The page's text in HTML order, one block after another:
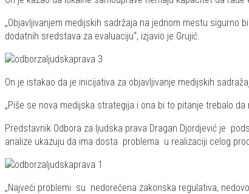
„Objavljivanjem medijskih sadržaja na jednom mestu sigurno
dodatnih sredstava za evaluaciju“, izjavio je Grujić.
On je istakao da je inicijativa za objavljivanje medijskih
„Piše se nova medijska strategija i ona bi to pitanje trebalo
Predstavnik Odbora za ljudska prava Dragan Djordjević je
analize ukazuju da ima dosta problema u realizaciji celog
„Najveći problemi su nedorečena zakonska regulativa,